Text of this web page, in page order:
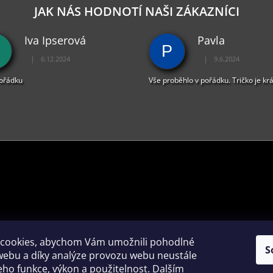
abychom Vám umožnili pohodlné
a díky analýze provozu webu neustále
funkce, výkon a použitelnost. Dalším
D
A
I
JAK NÁS HODNOTÍ NAŠI ZÁKAZNÍCI
Iva Ipserová
Hodnocení obchodu je 5 z 5 hvězdiček.
| 6.12.2024 P
Pavla
Hodnocení obchodu
| 9.6.2024
Vše proběhlo v pořádku. Tričko je